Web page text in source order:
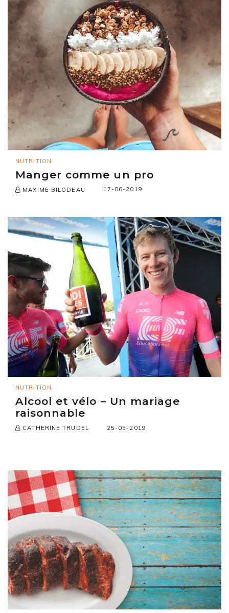
NUTRITION
Manger comme un pro
MAXIME BILODEAU 17-06-2019
NUTRITION
Alcool et vélo – Un mariage
raisonnable
CATHERINE TRUDEL 25-05-2019